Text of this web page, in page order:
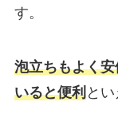
す。
泡立ちもよく
いると便利とい